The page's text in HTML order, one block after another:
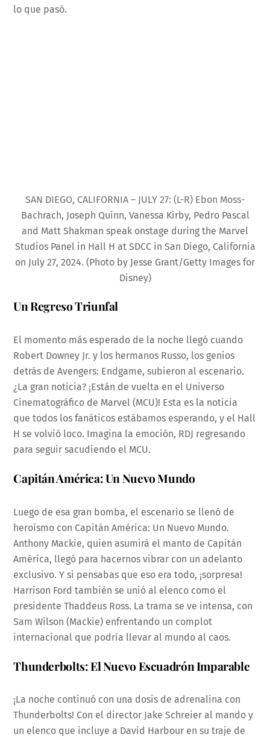
lo que pasó.
SAN DIEGO, CALIFORNIA – JULY 27: (L-R) Ebon Moss-
Bachrach, Joseph Quinn, Vanessa Kirby, Pedro Pascal
and Matt Shakman speak onstage during the Marvel
Studios Panel in Hall H at SDCC in San Diego, California
on July 27, 2024. (Photo by Jesse Grant/Getty Images for
Disney)
Un Regreso Triunfal
El momento más esperado de la noche llegó cuando
Robert Downey Jr. y los hermanos Russo, los genios
detrás de Avengers: Endgame, subieron al escenario.
¿La gran noticia? ¡Están de vuelta en el Universo
Cinematográfico de Marvel (MCU)! Esta es la noticia
que todos los fanáticos estábamos esperando, y el Hall
H se volvió loco. Imagina la emoción, RDJ regresando
para seguir sacudiendo el MCU.
Capitán América: Un Nuevo Mundo
Luego de esa gran bomba, el escenario se llenó de
heroísmo con Capitán América: Un Nuevo Mundo.
Anthony Mackie, quien asumirá el manto de Capitán
América, llegó para hacernos vibrar con un adelanto
exclusivo. Y si pensabas que eso era todo, ¡sorpresa!
Harrison Ford también se unió al elenco como el
presidente Thaddeus Ross. La trama se ve intensa, con
Sam Wilson (Mackie) enfrentando un complot
internacional que podría llevar al mundo al caos.
Thunderbolts: El Nuevo Escuadrón Imparable
¡La noche continuó con una dosis de adrenalina con
Thunderbolts! Con el director Jake Schreier al mando y
un elenco que incluye a David Harbour en su traje de